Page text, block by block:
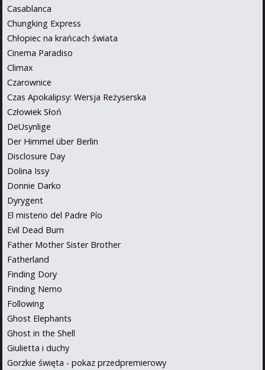
Casablanca
Chungking Express
Chłopiec na krańcach świata
Cinema Paradiso
Climax
Czarownice
Czas Apokalipsy: Wersja Reżyserska
Człowiek Słoń
DeUsynlige
Der Himmel über Berlin
Disclosure Day
Dolina Issy
Donnie Darko
Dyrygent
El misterio del Padre Pío
Evil Dead Burn
Father Mother Sister Brother
Fatherland
Finding Dory
Finding Nemo
Following
Ghost Elephants
Ghost in the Shell
Giulietta i duchy
Gorzkie święta - pokaz przedpremierowy